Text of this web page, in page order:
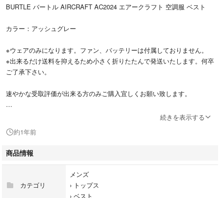
BURTLE バートル AIRCRAFT AC2024 エアークラフト 空調服 ベスト
カラー：アッシュグレー
※ウェアのみになります。ファン、バッテリーは付属しておりません。
※出来るだけ送料を抑えるため小さく折りたたんで発送いたします。何卒
ご了承下さい。
速やかな受取評価が出来る方のみご購入宜しくお願い致します。
エアクラフト 空調ベスト 空調ウェア 空冷服 ACベスト
続きを表示する
約1年前
商品情報
カテゴリ
メンズ
› トップス
› ベスト